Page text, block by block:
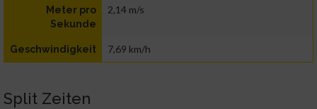
Meter pro
Sekunde
2,14 m/s
Geschwindigkeit 7,69 km/h
Split Zeiten